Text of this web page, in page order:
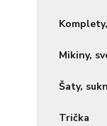
Mikiny,
Šaty,
Trička